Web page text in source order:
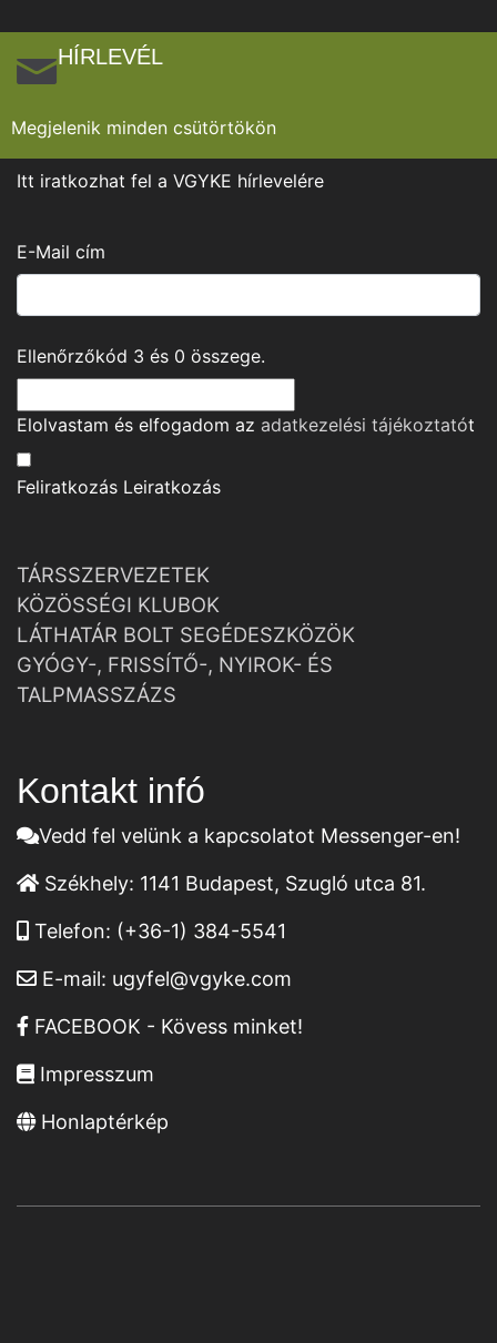
HÍRLEVÉL
Megjelenik minden csütörtökön
Itt iratkozhat fel a VGYKE hírlevelére
E-Mail cím
Ellenőrzőkód 3 és 0 összege.
Elolvastam és elfogadom az adatkezelési tájékoztatót
Feliratkozás Leiratkozás
TÁRSSZERVEZETEK
KÖZÖSSÉGI KLUBOK
LÁTHATÁR BOLT SEGÉDESZKÖZÖK
GYÓGY-, FRISSÍTŐ-, NYIROK- ÉS
TALPMASSZÁZS
Kontakt infó
Vedd fel velünk a kapcsolatot Messenger-en!
Székhely: 1141 Budapest, Szugló utca 81.
Telefon: (+36-1) 384-5541
E-mail: ugyfel@vgyke.com
FACEBOOK - Kövess minket!
Impresszum
Honlaptérkép